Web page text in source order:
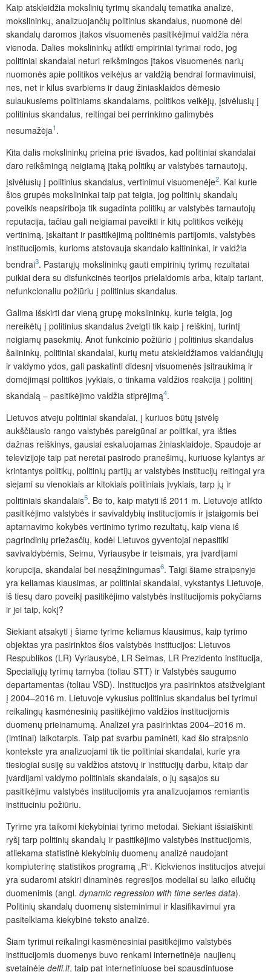
Kaip atskleidžia mokslinių tyrimų skandalų tematika analizė,
mokslininkų, analizuojančių politinius skandalus, nuomonė dėl
skandalų daromos įtakos visuomenės pasitikėjimui valdžia nėra
vienoda. Dalies mokslininkų atlikti empiriniai tyrimai rodo, jog
politiniai skandalai neturi reikšmingos įtakos visuomenės narių
nuomonės apie politikos veikėjus ar valdžią bendrai formavimuisi,
nes, net ir kilus svarbiems ir daug žiniasklaidos dėmesio
sulaukusiems politiniams skandalams, politikos veikėjų, įsivėlusių į
politinius skandalus, reitingai bei perrinkimo galimybės
nesumažėja1.
Kita dalis mokslininkų prieina prie išvados, kad politiniai skandalai
daro reikšmingą neigiamą įtaką politikų ar valstybės tarnautojų,
įsivėlusių į politinius skandalus, vertinimui visuomenėje2. Kai kurie
šios grupės mokslininkai taip pat teigia, jog politinių skandalų
poveikis neapsiriboja tik sugadinta politikų ar valstybės tarnautojų
reputacija, tačiau gali neigiamai paveikti ir kitų politikos veikėjų
vertinimą, įskaitant ir pasitikėjimą politinėmis partijomis, valstybės
institucijomis, kurioms atstovauja skandalo kaltininkai, ir valdžia
bendrai3. Pastarųjų mokslininkų gauti empirinių tyrimų rezultatai
puikiai dera su disfunkcinės teorijos prielaidomis arba, kitaip tariant,
nefunkcionaliu požiūriu į politinius skandalus.
Galima išskirti dar vieną grupę mokslininkų, kurie teigia, jog
nereikėtų į politinius skandalus žvelgti tik kaip į reiškinį, turintį
neigiamų pasekmių. Anot funkcinio požiūrio į politinius skandalus
šalininkų, politiniai skandalai, kurių metu atskleidžiamos valdančiųjų
ir valdymo ydos, gali paskatinti didesnį visuomenės įsitraukimą ir
domėjimąsi politikos įvykiais, o tinkama valdžios reakcija į politinį
skandalą – pasitikėjimo valdžia stiprėjimą4.
Lietuvos atveju politiniai skandalai, į kuriuos būtų įsivėlę
aukščiausio rango valstybės pareigūnai ar politikai, yra išties
dažnas reiškinys, gausiai eskaluojamas žiniasklaidoje. Spaudoje ar
televizijoje taip pat neretai pasirodo pranešimų, kuriuose kylantys ar
krintantys politikų, politinių partijų ar valstybės institucijų reitingai yra
siejami su vienokiais ar kitokiais politiniais įvykiais, tarp jų ir
politiniais skandalais5. Be to, kaip matyti iš 2011 m. Lietuvoje atlikto
pasitikėjimo valstybės ir savivaldybių institucijomis ir įstaigomis bei
aptarnavimo kokybės vertinimo tyrimo rezultatų, kaip viena iš
pagrindinių priežasčių, kodėl Lietuvos gyventojai nepasitiki
savivaldybėmis, Seimu, Vyriausybe ir teismais, yra įvardijami
korupcija, skandalai bei nesąžiningumas6. Taigi šiame straipsnyje
yra keliamas klausimas, ar politiniai skandalai, vykstantys Lietuvoje,
iš tiesų daro poveikį pasitikėjimo valstybės institucijomis pokyčiams
ir jei taip, kokį?
Siekiant atsakyti į šiame tyrime keliamus klausimus, kaip tyrimo
objektas yra pasirinktos šios valstybės institucijos: Lietuvos
Respublikos (LR) Vyriausybė, LR Seimas, LR Prezidento institucija,
Specialiųjų tyrimų tarnyba (toliau STT) ir Valstybės saugumo
departamentas (toliau VSD). Institucijos yra pasirinktos atsižvelgiant
į 2004–2016 m. Lietuvoje vykusius politinius skandalus bei tyrimui
reikalingų kasmėnesinių pasitikėjimo valdžios institucijomis
duomenų prieinamumą. Analizei yra pasirinktas 2004–2016 m.
(imtinai) laikotarpis. Taip pat svarbu paminėti, kad šio straipsnio
kontekste yra analizuojami tik tie politiniai skandalai, kurie yra
tiesiogiai susiję su valdžios atstovų ir institucijų darbu, kitaip dar
įvardijami valdymo politiniais skandalais, o jų sąsajos su
pasitikėjimu valstybės institucijomis yra analizuojamos remiantis
instituciniu požiūriu.
Tyrime yra taikomi kiekybiniai tyrimo metodai. Siekiant išsiaiškinti
ryšį tarp politinių skandalų ir pasitikėjimo valstybės institucijomis,
atliekama statistinė kiekybinių duomenų analizė naudojant
kompiuterinę statistikos programą „R“. Kiekvienos institucijos atvejui
yra sudaromi atskiri dinaminės regresijos modeliai su laiko eilučių
duomenimis (angl. dynamic regression with time series data).
Politinių skandalų duomenų sisteminimui ir klasifikavimui yra
pasitelkiama kiekybinė teksto analizė.
Šiam tyrimui reikalingi kasmėnesiniai pasitikėjimo valstybės
institucijomis duomenys buvo renkami internetinėje naujienų
svetainėje delfi.lt, taip pat internetiniuose bei spausdintuose